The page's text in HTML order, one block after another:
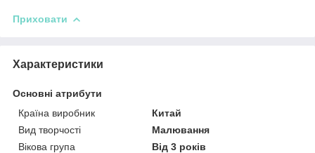
Приховати
Характеристики
Основні атрибути
Країна виробник
Китай
Вид творчості
Малювання
Вікова група
Від 3 років